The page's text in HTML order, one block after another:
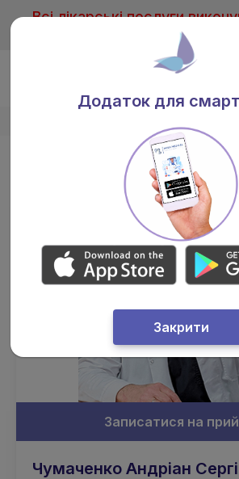
Всі лікарські послуги
тільки після консультації
Записатися на
Чумаченко Андріан
Додаток для
Закрити